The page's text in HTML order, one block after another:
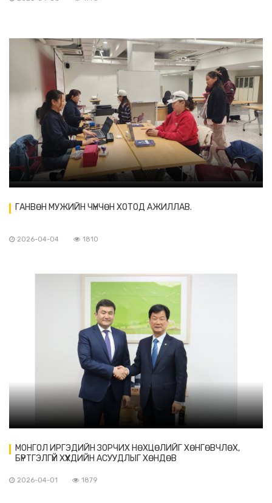
ГАНВӨН МУЖИЙН ЧҮНЧӨН ХОТОД АЖИЛЛАВ.
2026-04-04 1810
МОНГОЛ ИРГЭДИЙН ЗОРЧИХ НӨХЦӨЛИЙГ ХӨНГӨВЧЛӨХ,
БҮРТГЭЛГҮЙ ХҮҮХДИЙН АСУУДЛЫГ ХӨНДӨВ
2026-04-01 1879